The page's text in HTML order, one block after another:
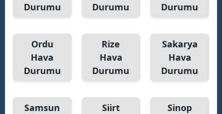
Durumu
Durumu
Durumu
Ordu
Hava
Durumu
Rize
Hava
Durumu
Sakarya
Hava
Durumu
Samsun
Siirt
Sinop